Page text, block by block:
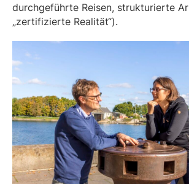
durchgeführte Reisen, strukturierte
„zertifizierte Realität“).